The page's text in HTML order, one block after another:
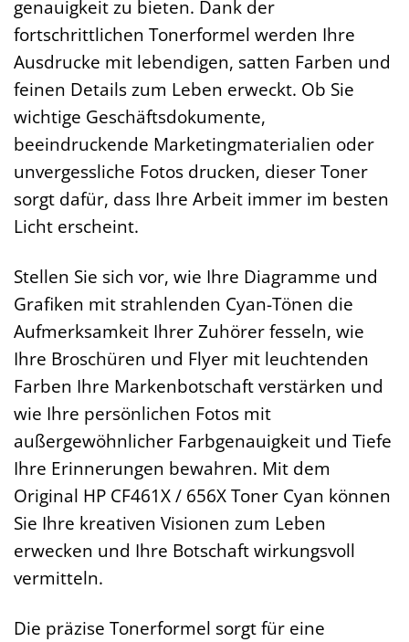
genauigkeit zu bieten. Dank der
fortschrittlichen Tonerformel werden Ihre
Ausdrucke mit lebendigen, satten Farben und
feinen Details zum Leben erweckt. Ob Sie
wichtige Geschäftsdokumente,
beeindruckende Marketingmaterialien oder
unvergessliche Fotos drucken, dieser Toner
sorgt dafür, dass Ihre Arbeit immer im besten
Licht erscheint.
Stellen Sie sich vor, wie Ihre Diagramme und
Grafiken mit strahlenden Cyan-Tönen die
Aufmerksamkeit Ihrer Zuhörer fesseln, wie
Ihre Broschüren und Flyer mit leuchtenden
Farben Ihre Markenbotschaft verstärken und
wie Ihre persönlichen Fotos mit
außergewöhnlicher Farbgenauigkeit und Tiefe
Ihre Erinnerungen bewahren. Mit dem
Original HP CF461X / 656X Toner Cyan können
Sie Ihre kreativen Visionen zum Leben
erwecken und Ihre Botschaft wirkungsvoll
vermitteln.
Die präzise Tonerformel sorgt für eine